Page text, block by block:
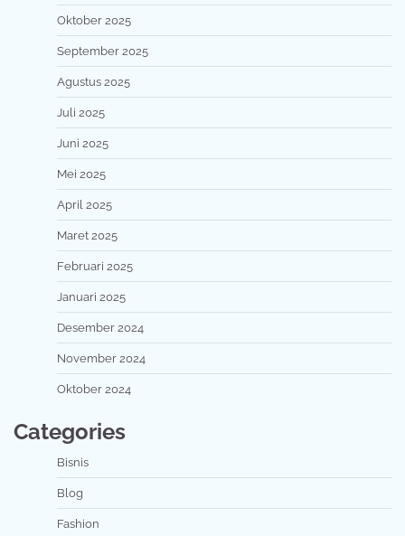
Oktober 2025
September 2025
Agustus 2025
Juli 2025
Juni 2025
Mei 2025
April 2025
Maret 2025
Februari 2025
Januari 2025
Desember 2024
November 2024
Oktober 2024
Categories
Bisnis
Blog
Fashion